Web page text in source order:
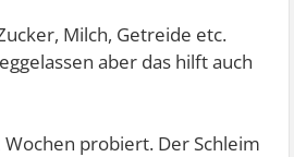
Milch, Getreide etc.
aber das hilft auch
Wochen probiert. Der Schleim